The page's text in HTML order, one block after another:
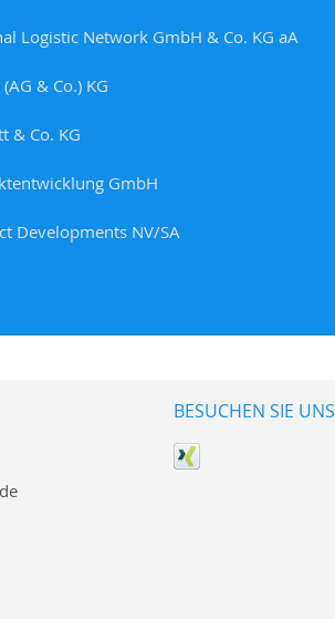
Logistic Network GmbH & Co. KG aA
& Co.) KG
& Co. KG
GmbH
Developments NV/SA
BESUCHEN SIE UNS